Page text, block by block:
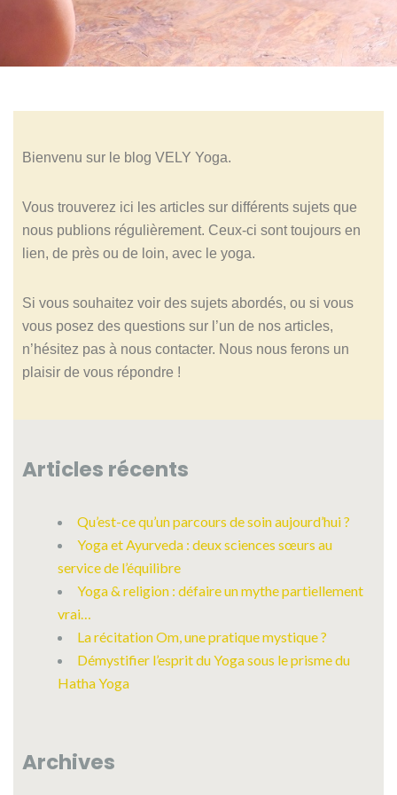
Bienvenu sur le blog VELY Yoga.
Vous trouverez ici les articles sur différents sujets que
nous publions régulièrement. Ceux-ci sont toujours en
lien, de près ou de loin, avec le yoga.
Si vous souhaitez voir des sujets abordés, ou si vous
vous posez des questions sur l’un de nos articles,
n’hésitez pas à nous contacter. Nous nous ferons un
plaisir de vous répondre !
Articles récents
Qu’est-ce qu’un parcours de soin aujourd’hui ?
Yoga et Ayurveda : deux sciences sœurs au
service de l’équilibre
Yoga & religion : défaire un mythe partiellement
vrai…
La récitation Om, une pratique mystique ?
Démystifier l’esprit du Yoga sous le prisme du
Hatha Yoga
Archives